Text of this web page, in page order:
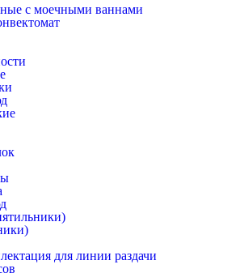
с моечными ваннами
для линии раздачи